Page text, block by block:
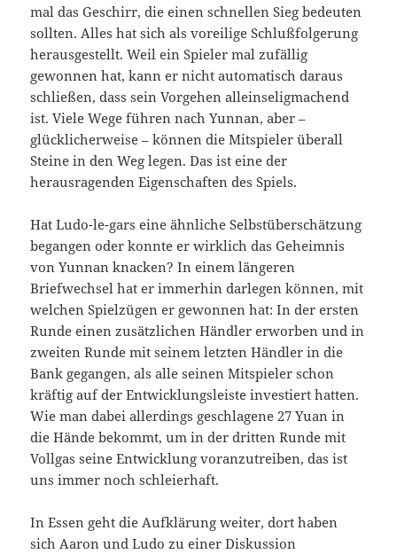
mal das Geschirr, die einen schnellen Sieg bedeuten
sollten. Alles hat sich als voreilige Schlußfolgerung
herausgestellt. Weil ein Spieler mal zufällig
gewonnen hat, kann er nicht automatisch daraus
schließen, dass sein Vorgehen alleinseligmachend
ist. Viele Wege führen nach Yunnan, aber –
glücklicherweise – können die Mitspieler überall
Steine in den Weg legen. Das ist eine der
herausragenden Eigenschaften des Spiels.
Hat Ludo-le-gars eine ähnliche Selbstüberschätzung
begangen oder konnte er wirklich das Geheimnis
von Yunnan knacken? In einem längeren
Briefwechsel hat er immerhin darlegen können, mit
welchen Spielzügen er gewonnen hat: In der ersten
Runde einen zusätzlichen Händler erworben und in
zweiten Runde mit seinem letzten Händler in die
Bank gegangen, als alle seinen Mitspieler schon
kräftig auf der Entwicklungsleiste investiert hatten.
Wie man dabei allerdings geschlagene 27 Yuan in
die Hände bekommt, um in der dritten Runde mit
Vollgas seine Entwicklung voranzutreiben, das ist
uns immer noch schleierhaft.
In Essen geht die Aufklärung weiter, dort haben
sich Aaron und Ludo zu einer Diskussion